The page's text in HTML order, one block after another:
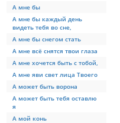
А мне бы
А мне бы каждый день
видеть тебя во сне,
А мне бы снегом стать
А мне всё снятся твои глаза
А мне хочется быть с тобой,
А мне яви свет лица Твоего
А может быть ворона
А может быть тебя оставлю
я
А мой конь